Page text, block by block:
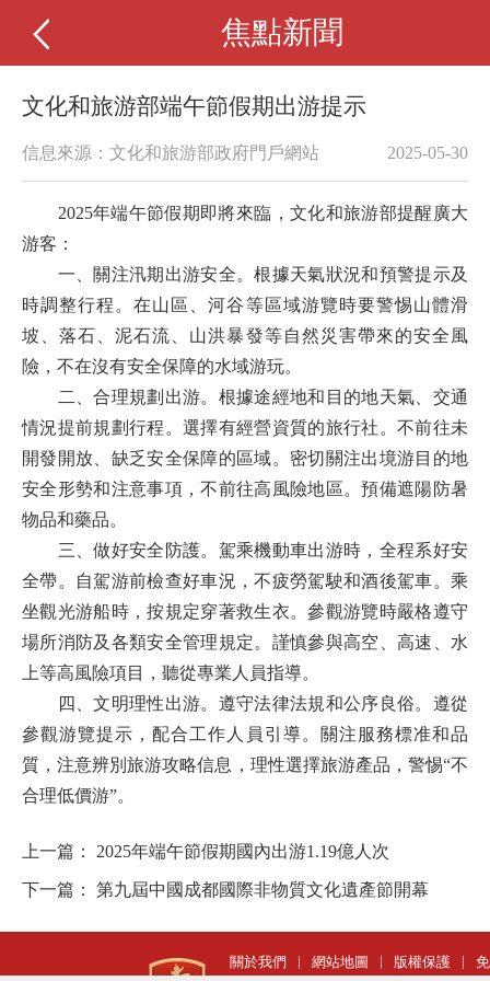
焦點新聞
文化和旅游部端午節假期出游提示
信息來源：文化和旅游部政府門戶網站 2025-05-30
2025年端午節假期即將來臨，文化和旅游部提醒廣大
游客：
一
關注汛期出游安全。根據天氣狀況和預警提示及
時調整行程。在山區、河谷等區域游覽時要警惕山體滑
坡、落石、泥石流、山洪暴發等自然災害帶來的安全風
險，不在沒有安全保障的水域游玩。
二、合理規劃出游。 根據途經地和目的地天氣、交通
情況提前規劃行程。選擇有經營資質的旅行社。不前往未
開發開放、缺乏安全保障的區域。密切關注出境游目的地
安全形勢和注意事項，不前往高風險地區。預備遮陽防暑
物品和藥品。
三、做好安全防護。 駕乘機動車出游時，全程系好安
全帶。自駕游前檢查好車況，不疲勞駕駛和酒後駕車。乘
坐觀光游船時，按規定穿著救生衣。參觀游覽時嚴格遵守
場所消防及各類安全管理規定。謹慎參與高空、高速、水
上等高風險項目， 聽從專業人員指導。
四、文明理性出游。 遵守法律法規和公序良俗。 遵從
參觀游覽提示， 配合工作人員引導。關注服務標准和品
質，注意辨別旅游攻略信息， 理性選擇旅游產品 ，警惕“不
合理低價游”。
上一篇： 2025年端午節假期國內出游1.19億人次
下一篇： 第九屆中國成都國際非物質文化遺產節開幕